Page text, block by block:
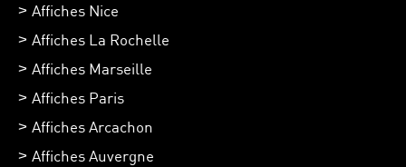
Affiches Nice
Affiches La Rochelle
Affiches Marseille
Affiches Paris
Affiches Arcachon
Affiches Auvergne